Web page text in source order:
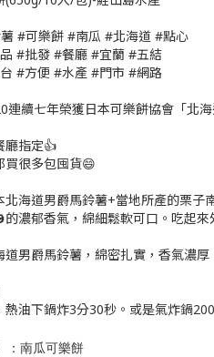
#可樂餅 #南瓜 #北海道 #點心
#批發 #餐廳 #宜蘭 #五結
#方便 #水產 #門市 #網路
連續七年榮獲日本可樂餅協會「北
廳指定👍
買很多包囤貨😄
北海道男爵馬鈴薯+當地所產的栗子
的濃郁香氣，綿細鬆軟可口。吃起
道男爵馬鈴薯，綿密扎實，香氣濃
熱油下鍋炸3分30秒。或是氣炸鍋
：南瓜可樂餅